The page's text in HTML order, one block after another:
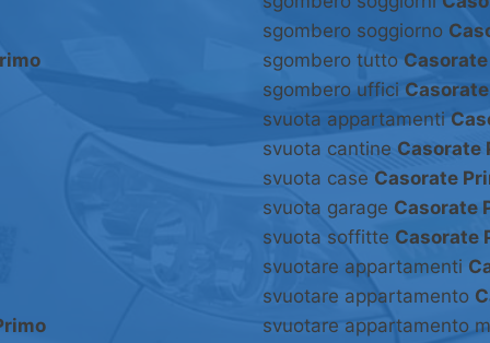
sgombero soggiorno
sgombero tutto
sgombero uffici
svuota appartamenti
svuota cantine Casorate
svuota case Casorate
svuota garage Casorate
svuota soffitte Casorate
svuotare appartamenti
svuotare appartamento
svuotare appartamento